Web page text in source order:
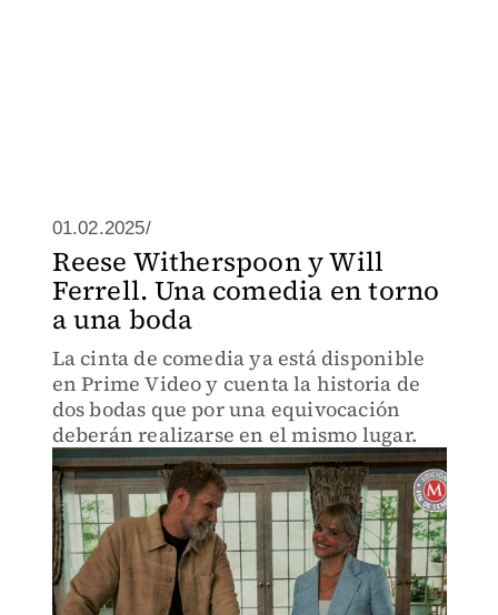
01.02.2025/
Reese Witherspoon y Will
Ferrell. Una comedia en torno
a una boda
La cinta de comedia ya está disponible
en Prime Video y cuenta la historia de
dos bodas que por una equivocación
deberán realizarse en el mismo lugar.